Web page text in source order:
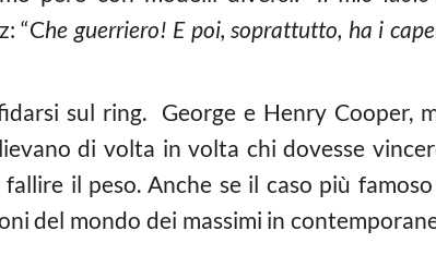
“Che guerriero! E poi, soprattutto, ha i
sul ring. George e Henry Cooper,
di volta in volta chi dovesse
il peso. Anche se il caso più
del mondo dei massimi in